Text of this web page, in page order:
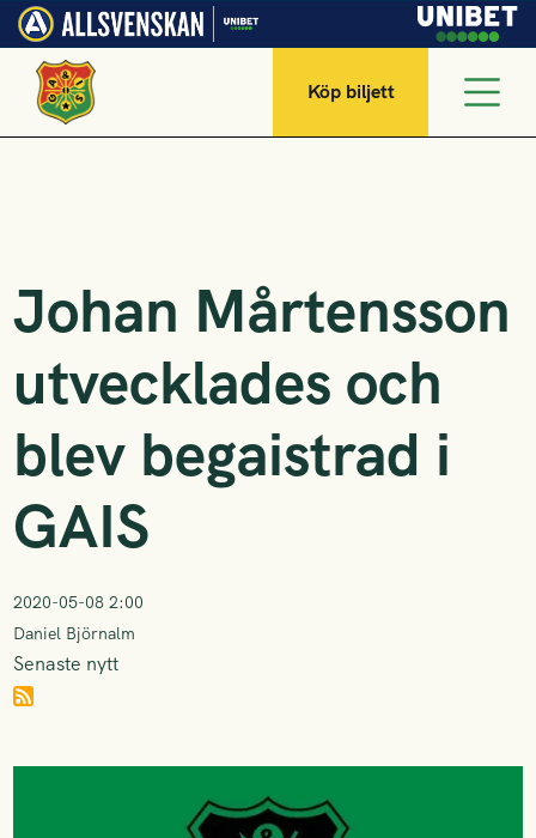
Köp biljett
Johan Mårtensson
utvecklades och
blev begaistrad i
GAIS
2020-05-08 2:00
Daniel Björnalm
Senaste nytt